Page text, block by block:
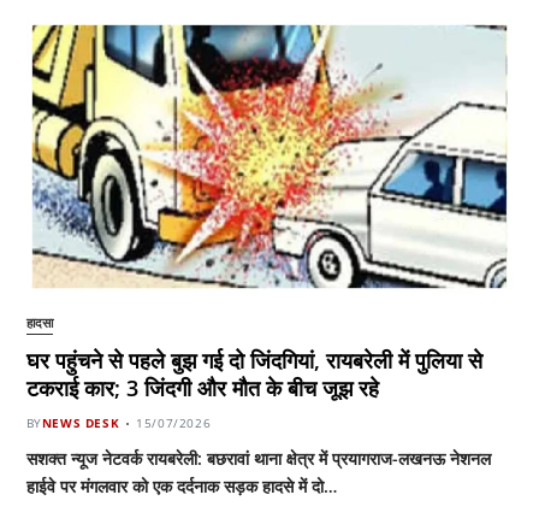
हादसा
घर पहुंचने से पहले बुझ गई दो जिंदगियां, रायबरेली में पुलिया से
टकराई कार; 3 जिंदगी और मौत के बीच जूझ रहे
BYNEWS DESK 15/07/2026
सशक्त न्यूज नेटवर्क रायबरेली: बछरावां थाना क्षेत्र में प्रयागराज-लखनऊ नेशनल
हाईवे पर मंगलवार को एक दर्दनाक सड़क हादसे में दो…